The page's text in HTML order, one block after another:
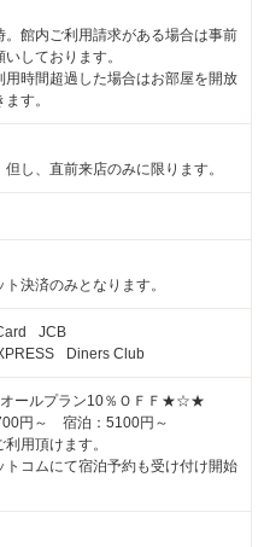
。館内ご利用請求がある場合は事前
しております。
用時間超過した場合はお部屋を開放
す。
し、直前来店のみに限ります。
決済のみとなります。
JCB
Diners Club
ールプラン10％ＯＦＦ★☆★
円～ 宿泊：5100円～
用頂けます。
トコムにて宿泊予約も受け付け開始